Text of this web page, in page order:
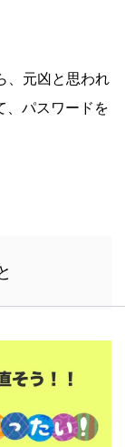
、元凶と思われ
、パスワードを